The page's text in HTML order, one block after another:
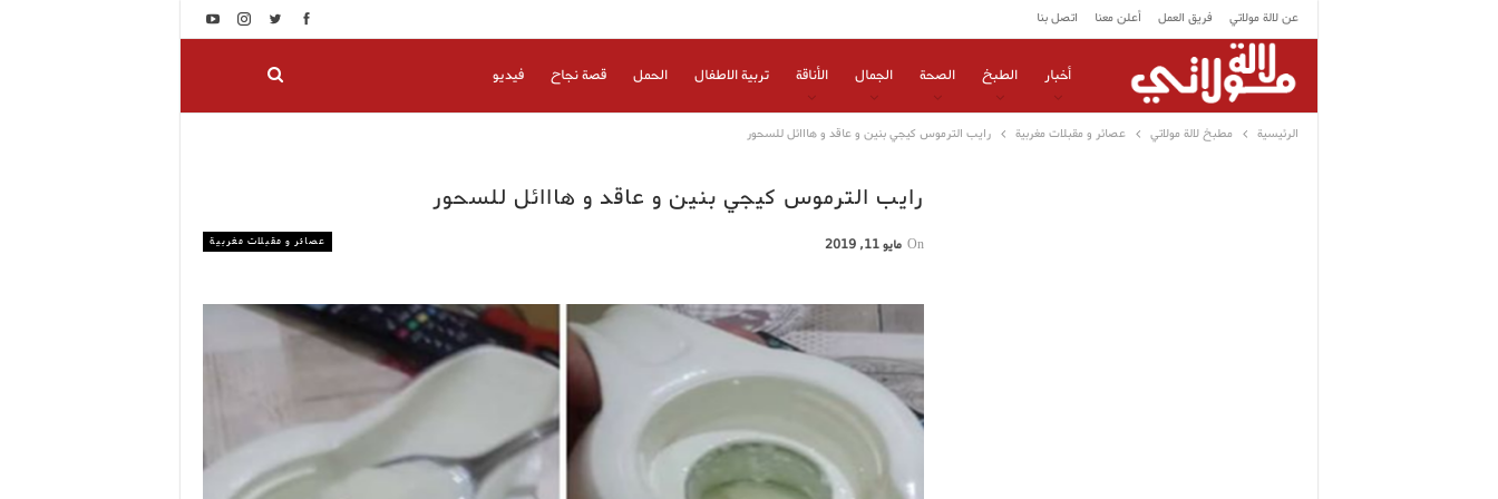
عن لالة مولاتي فريق العمل أعلن معنا اتصل بنا
أخبار الطبخ الصحة الجمال الأناقة تربية الاطفال الحمل قصة نجاح فيديو
الرئيسية مطبخ لالة مولاتي عصائر و مقبلات مغربية رايب الترموس كيجي بنين و عاقد و هااائل للسحور
رايب الترموس كيجي بنين و عاقد و هااائل للسحور
عصائر و مقبلات مغربية On مايو 11, 2019